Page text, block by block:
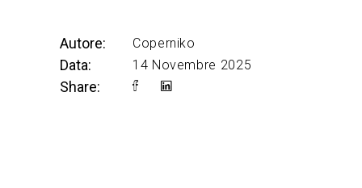
Autore: Coperniko
Data: 14 Novembre 2025
Share: